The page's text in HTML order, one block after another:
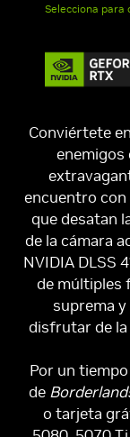
Selecciona para
Conviértete
enemigos
encuentro con
que desatan
de la cámara
NVIDIA DLSS
de múltiples
suprema
disfrutar de la
Por un
de
o tarjeta